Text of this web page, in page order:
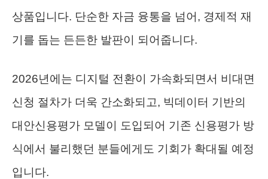
상품입니다. 단순한 자금 융통을 넘어, 경제적 재
기를 돕는 든든한 발판이 되어줍니다.
2026년에는 디지털 전환이 가속화되면서 비대면
신청 절차가 더욱 간소화되고, 빅데이터 기반의
대안신용평가 모델이 도입되어 기존 신용평가 방
식에서 불리했던 분들에게도 기회가 확대될 예정
입니다.